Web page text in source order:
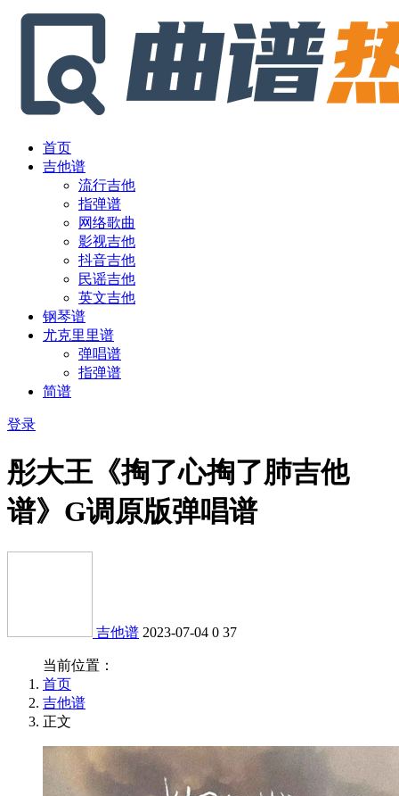
首页
吉他谱
流行吉他
指弹谱
网络歌曲
影视吉他
抖音吉他
民谣吉他
英文吉他
钢琴谱
尤克里里谱
弹唱谱
指弹谱
简谱
登录
彤大王《掏了心掏了肺吉他
谱》G调原版弹唱谱
吉他谱 2023-07-04 0 37
当前位置：
首页
吉他谱
正文